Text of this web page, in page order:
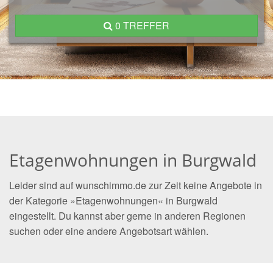
0 TREFFER
Etagenwohnungen in Burgwald
Leider sind auf wunschimmo.de zur Zeit keine Angebote in
der Kategorie »Etagenwohnungen« in Burgwald
eingestellt. Du kannst aber gerne in anderen Regionen
suchen oder eine andere Angebotsart wählen.